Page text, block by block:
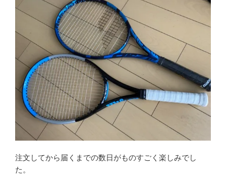
注文してから届くまでの数日がものすごく楽しみでし
た。